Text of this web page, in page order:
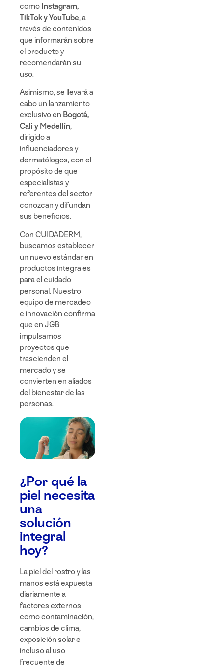
como Instagram,
TikTok y YouTube, a
través de contenidos
que informarán sobre
el producto y
recomendarán su
uso.
Asimismo, se llevará a
cabo un lanzamiento
exclusivo en Bogotá,
Cali y Medellín,
dirigido a
influenciadores y
dermatólogos, con el
propósito de que
especialistas y
referentes del sector
conozcan y difundan
sus beneficios.
Con CUIDADERM,
buscamos establecer
un nuevo estándar en
productos integrales
para el cuidado
personal. Nuestro
equipo de mercadeo
e innovación confirma
que en JGB
impulsamos
proyectos que
trascienden el
mercado y se
convierten en aliados
del bienestar de las
personas.
¿Por qué la
piel necesita
una
solución
integral
hoy?
La piel del rostro y las
manos está expuesta
diariamente a
factores externos
como contaminación,
cambios de clima,
exposición solar e
incluso al uso
frecuente de